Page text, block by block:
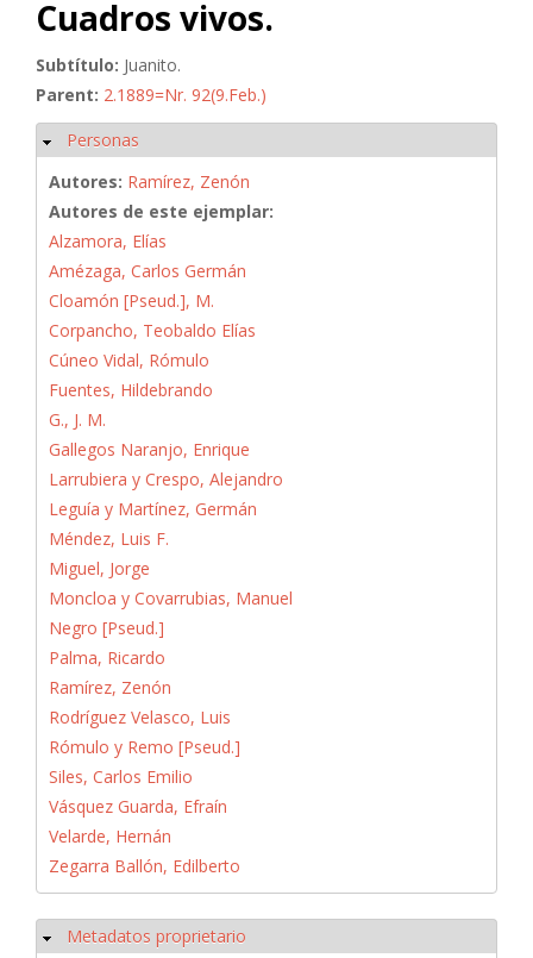
Cuadros vivos.
Subtítulo: Juanito.
Parent: 2.1889=Nr. 92(9.Feb.)
Ocultar
Personas
Autores: Ramírez, Zenón
Autores de este ejemplar:
Alzamora, Elías
Amézaga, Carlos Germán
Cloamón [Pseud.], M.
Corpancho, Teobaldo Elías
Cúneo Vidal, Rómulo
Fuentes, Hildebrando
G., J. M.
Gallegos Naranjo, Enrique
Larrubiera y Crespo, Alejandro
Leguía y Martínez, Germán
Méndez, Luis F.
Miguel, Jorge
Moncloa y Covarrubias, Manuel
Negro [Pseud.]
Palma, Ricardo
Ramírez, Zenón
Rodríguez Velasco, Luis
Rómulo y Remo [Pseud.]
Siles, Carlos Emilio
Vásquez Guarda, Efraín
Velarde, Hernán
Zegarra Ballón, Edilberto
Ocultar
Metadatos proprietario